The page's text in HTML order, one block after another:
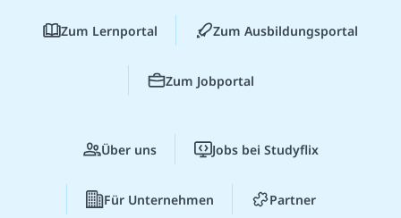
Zum Lernportal Zum Ausbildungsportal
Zum Jobportal
Über uns Jobs bei Studyflix
Für Unternehmen Partner